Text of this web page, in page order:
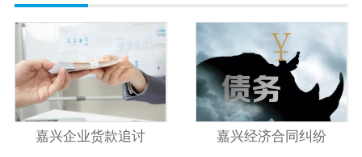
嘉兴企业货款追讨 嘉兴经济合同纠纷